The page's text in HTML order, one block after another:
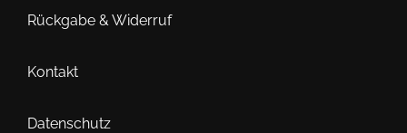
Rückgabe & Widerruf
Kontakt
Datenschutz